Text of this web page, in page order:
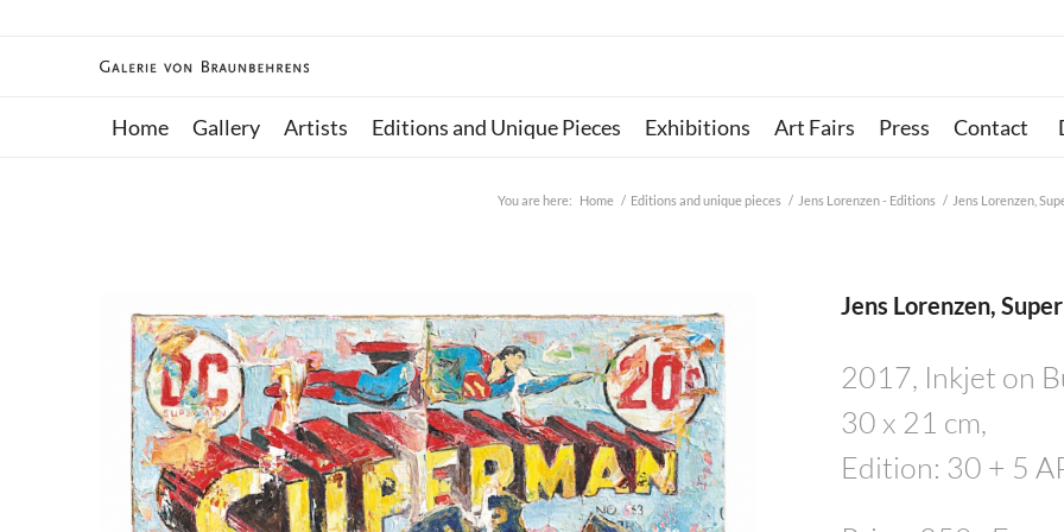
Home Gallery Artists Editions and Unique Pieces Exhibitions Art Fairs Press Contact
You are here: Home / Editions and unique pieces / Jens Lorenzen - Editions / Jens Lorenzen,
Jens Lorenzen,
2017, Inkjet on
30 x 21 cm,
Edition: 30 + 5